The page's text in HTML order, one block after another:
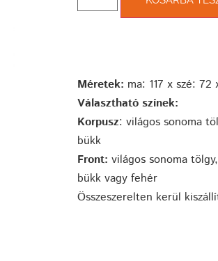
Méretek: ma: 117 x szé:
Választható színek:
Korpusz: világos sonoma
bükk
Front: világos sonoma
bükk vagy fehér
Összeszerelten kerül